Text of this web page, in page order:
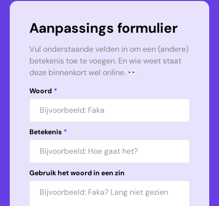
Aanpassings formulier
Vul onderstaande velden in om een (andere)
betekenis toe te voegen. En wie weet staat
deze binnenkort wel online.
Woord *
Betekenis *
Gebruik het woord in een zin